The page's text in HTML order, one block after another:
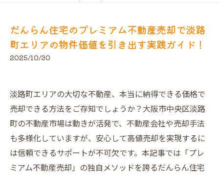
だんらん住宅のプレミアム不動産売却で淡路
町エリアの物件価値を引き出す実践ガイド！
2025/10/30
淡路町エリアの大切な不動産、本当に納得できる価格で
売却できる方法をご存知でしょうか？大阪市中央区淡路
町の不動産市場は動きが活発で、不動産会社や売却手法
も多様化していますが、安心して高値売却を実現するに
は信頼できるサポートが不可欠です。本記事では「プレ
ミアム不動産売却」の独自メソッドを誇るだんらん住宅